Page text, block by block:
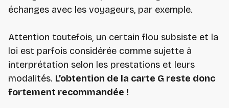
échanges avec les voyageurs, par exemple.
Attention toutefois, un certain flou subsiste et la
loi est parfois considérée comme sujette à
interprétation selon les prestations et leurs
modalités. L’obtention de la carte G reste donc
fortement recommandée !